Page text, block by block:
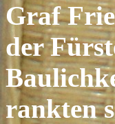
Graf
der
rankten